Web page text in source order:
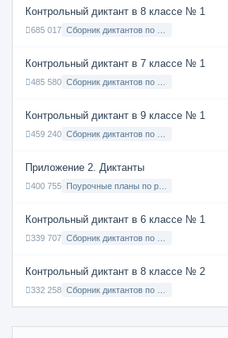
Контрольный диктант в 8 классе № 1
685 017
Контрольный диктант в 7 классе № 1
485 580
Контрольный диктант в 9 классе № 1
459 240
Приложение 2. Диктанты
400 755
Контрольный диктант в 6 классе № 1
339 707
Контрольный диктант в 8 классе № 2
332 258